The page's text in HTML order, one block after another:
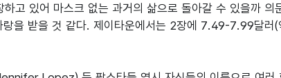
고 있어 마스크 없는 과거의 삶으로 돌아갈 수 있을까 의
랑을 받을 것 같다. 제이타운에서는 2장에 7.49-7.99달